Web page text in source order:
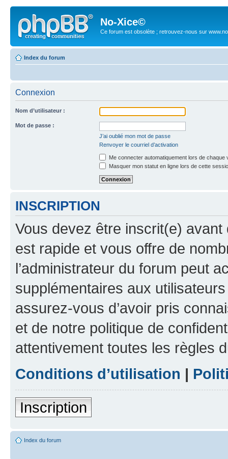
No-Xice©
Ce forum est obsolète ; retrouvez-nous sur
Index du forum
Connexion
Nom d’utilisateur :
Mot de passe :
J’ai oublié mon mot de passe
Renvoyer le courriel d’activation
Me connecter automatiquement lors de chaque
Masquer mon statut en ligne lors de cette
INSCRIPTION
Vous devez être inscrit(e) avant
est rapide et vous offre de
l’administrateur du forum peut
supplémentaires aux
assurez-vous d’avoir pris
et de notre politique de
attentivement toutes les règles
Conditions d’utilisation |
Inscription
Index du forum